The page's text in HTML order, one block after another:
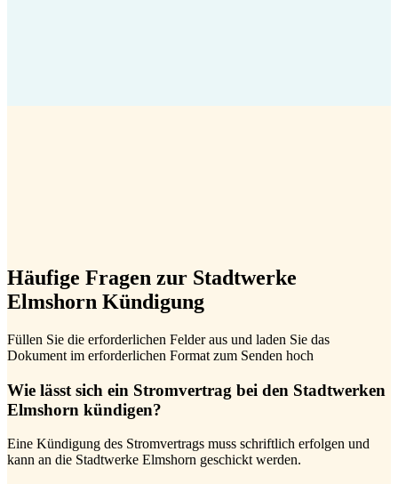
Häufige Fragen zur Stadtwerke
Elmshorn Kündigung
Füllen Sie die erforderlichen Felder aus und laden Sie das
Dokument im erforderlichen Format zum Senden hoch
Wie lässt sich ein Stromvertrag bei den Stadtwerken
Elmshorn kündigen?
Eine Kündigung des Stromvertrags muss schriftlich erfolgen und
kann an die Stadtwerke Elmshorn geschickt werden.